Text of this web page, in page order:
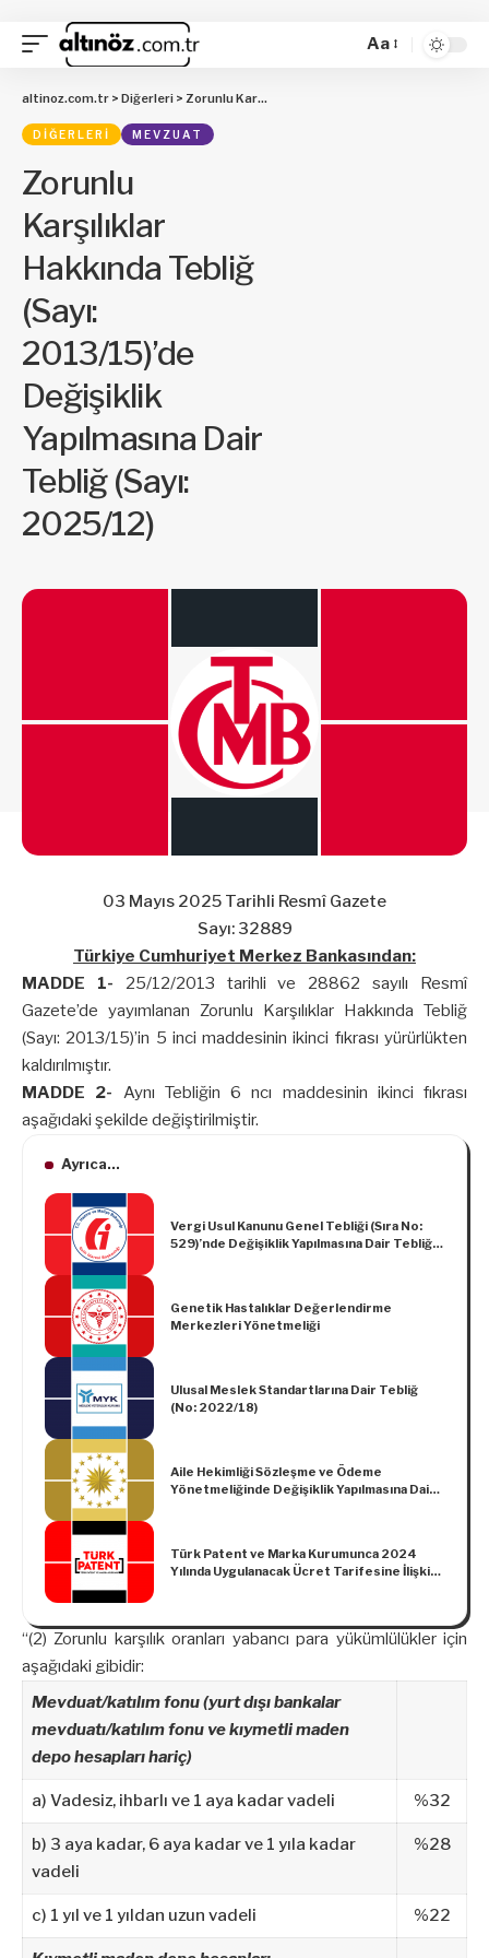
Aa
altinoz.com.tr > Diğerleri > Zorunlu Karşılıklar Hakkında Tebliğ (Sayı: 2013/15)’de Değişiklik Yapılmasına Dair Tebliğ (Sayı: 2025/12)
DIĞERLERI MEVZUAT
Zorunlu
Karşılıklar
Hakkında Tebliğ
(Sayı:
2013/15)’de
Değişiklik
Yapılmasına Dair
Tebliğ (Sayı:
2025/12)
03 Mayıs 2025 Tarihli Resmî Gazete
Sayı: 32889
Türkiye Cumhuriyet Merkez Bankasından:
MADDE 1- 25/12/2013 tarihli ve 28862 sayılı Resmî
Gazete’de yayımlanan Zorunlu Karşılıklar Hakkında Tebliğ
(Sayı: 2013/15)’in 5 inci maddesinin ikinci fıkrası yürürlükten
kaldırılmıştır.
MADDE 2- Aynı Tebliğin 6 ncı maddesinin ikinci fıkrası
aşağıdaki şekilde değiştirilmiştir.
Ayrıca...
Vergi Usul Kanunu Genel Tebliği (Sıra No:
529)’nde Değişiklik Yapılmasına Dair Tebliğ
Genetik Hastalıklar Değerlendirme
Merkezleri Yönetmeliği
Ulusal Meslek Standartlarına Dair Tebliğ
(No: 2022/18)
Aile Hekimliği Sözleşme ve Ödeme
Yönetmeliğinde Değişiklik Yapılmasına Dair
Türk Patent ve Marka Kurumunca 2024
Yılında Uygulanacak Ücret Tarifesine İlişkin
“(2) Zorunlu karşılık oranları yabancı para yükümlülükler için
aşağıdaki gibidir:
Mevduat/katılım fonu (yurt dışı bankalar
mevduatı/katılım fonu ve kıymetli maden
depo hesapları hariç)
a) Vadesiz, ihbarlı ve 1 aya kadar vadeli %32
b) 3 aya kadar, 6 aya kadar ve 1 yıla kadar
vadeli
%28
c) 1 yıl ve 1 yıldan uzun vadeli %22